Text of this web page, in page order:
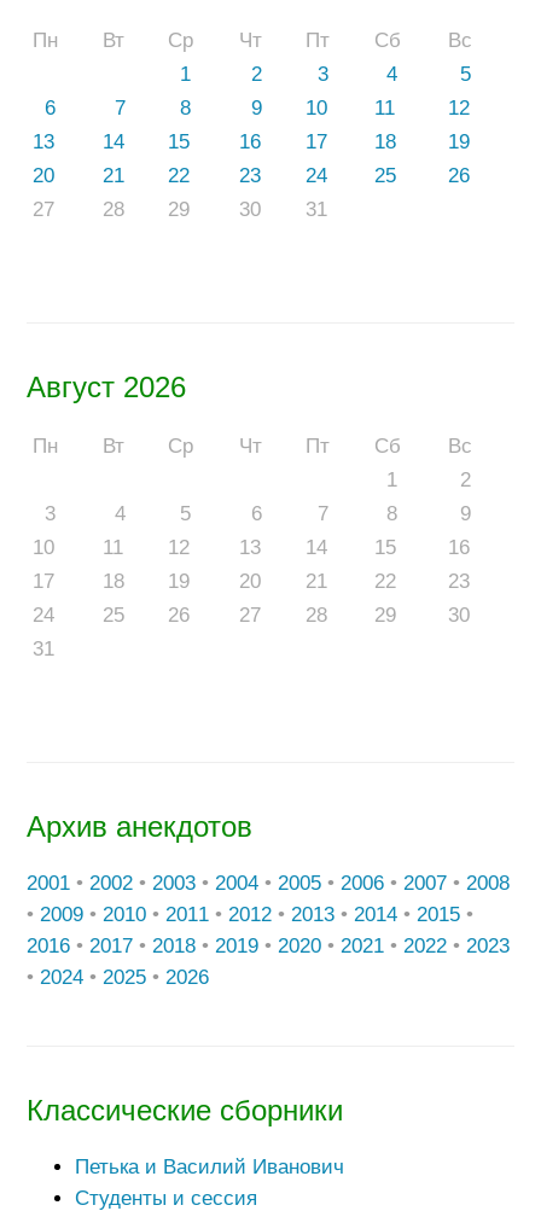
Пн Вт Ср Чт Пт Сб
Вс
1
2 3 4
5
6
7 8 9 10 11
12
13
14 15 16 17 18
19
20
21 22 23 24 25
26
27
28 29 30 31
Август 2026
Пн Вт Ср Чт Пт Сб
Вс
1
2
3
4 5 6 7 8
9
10
11 12 13 14 15
16
17
18 19 20 21 22
23
24
25 26 27 28 29
30
31
Архив анекдотов
2001 • 2002 • 2003 • 2004 • 2005 • 2006 • 2007 • 2008
• 2009 • 2010 • 2011 • 2012 • 2013 • 2014 • 2015 •
2016 • 2017 • 2018 • 2019 • 2020 • 2021 • 2022 • 2023
• 2024 • 2025 • 2026
Классические сборники
Петька и Василий Иванович
Студенты и сессия